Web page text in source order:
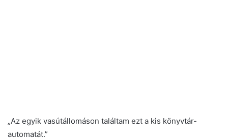
„Az egyik vasútállomáson találtam ezt a kis könyvtár-
automatát.”